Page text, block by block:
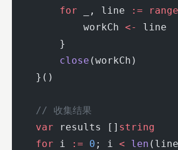
        for
_, line := range
            workCh
<-
line
        }
        close
(workCh)
    }()
    // 收集结果
    var
results [] string
    for
i := 0 ; i < len